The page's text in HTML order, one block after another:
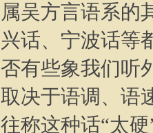
属吴方言语系的
兴话、宁波话等
否有些象我们听
取决于语调、语
往称这种话“太